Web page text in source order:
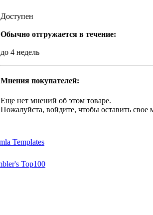
Доступен
Обычно отгружается в течение:
до 4 недель
Мнения покупателей:
Еще нет мнений об этом товаре.
Пожалуйста, войдите, чтобы оставить свое